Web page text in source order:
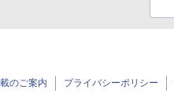
のご案内 プライバシーポリシー